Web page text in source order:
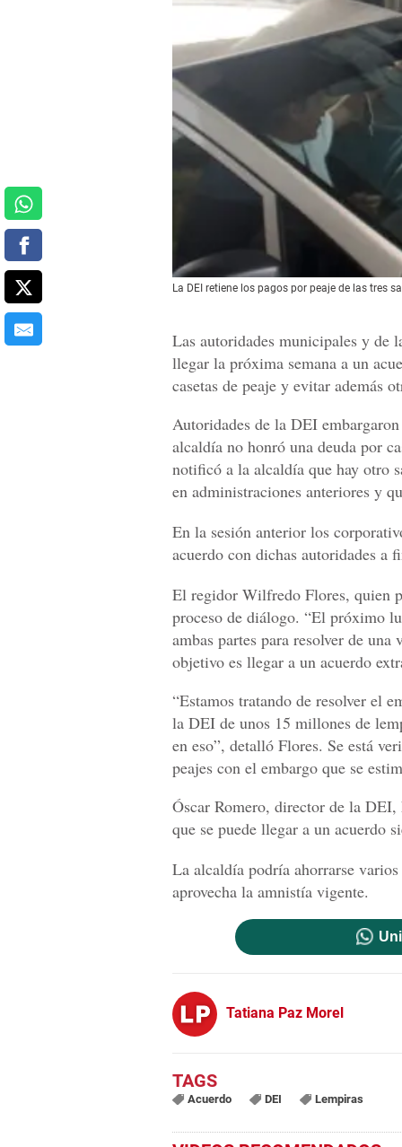
La DEI retiene los pagos por peaje de las tres
Las autoridades municipales y
llegar la próxima semana a un
casetas de peaje y evitar además
Autoridades de la DEI
alcaldía no honró una deuda por
notificó a la alcaldía que hay otro
en administraciones anteriores y
En la sesión anterior los
acuerdo con dichas autoridades a
El regidor Wilfredo Flores, quien
proceso de diálogo. “El próximo
ambas partes para resolver de
objetivo es llegar a un acuerdo
“Estamos tratando de resolver el
la DEI de unos 15 millones de
en eso”, detalló Flores. Se está
peajes con el embargo que se
Óscar Romero, director de la DEI,
que se puede llegar a un acuerdo
La alcaldía podría ahorrarse
aprovecha la amnistía vigente.
Tatiana Paz Morel
Acuerdo DEI Lempiras